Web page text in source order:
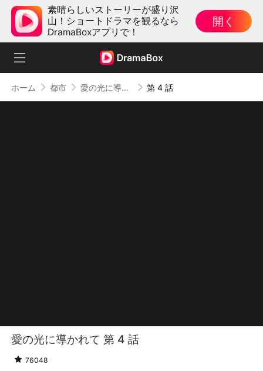
素晴らしいストーリーが盛り沢
山！ショートドラマを観るなら
DramaBoxアプリで！
開く
ホーム 都市 愛の光に導かれて 第 4 話
愛の光に導かれて 第 4 話
76048